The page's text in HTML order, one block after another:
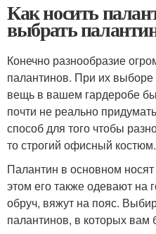
Как носить
выбрать
Конечно разнообразие
палантинов. При их выборе
вещь в вашем гардеробе
почти не реально
способ для того чтобы
то строгий офисный костюм.
Палантин в основном
этом его также одевают на
обруч, вяжут на пояс.
палантинов, в которых вам